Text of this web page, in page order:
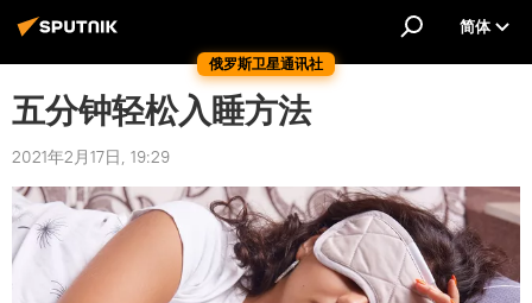
俄罗斯卫星通讯社
简体
五分钟轻松入睡方法
2021年2月17日, 19:29